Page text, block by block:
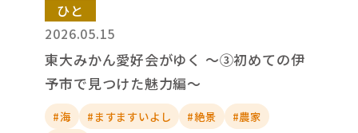
ひと
2026.05.15
東大みかん愛好会がゆく ～③初めての伊
予市で見つけた魅力編～
#海 #ますますいよし #絶景
#農家